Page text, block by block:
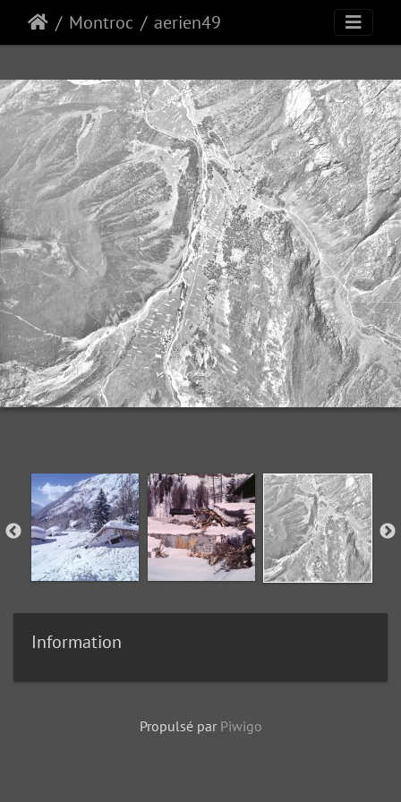
Montroc aerien49
Information
Propulsé par Piwigo